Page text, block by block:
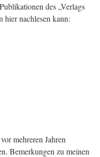
des „Verlags
hier nachlesen kann:
mehreren Jahren
Bemerkungen zu meinen